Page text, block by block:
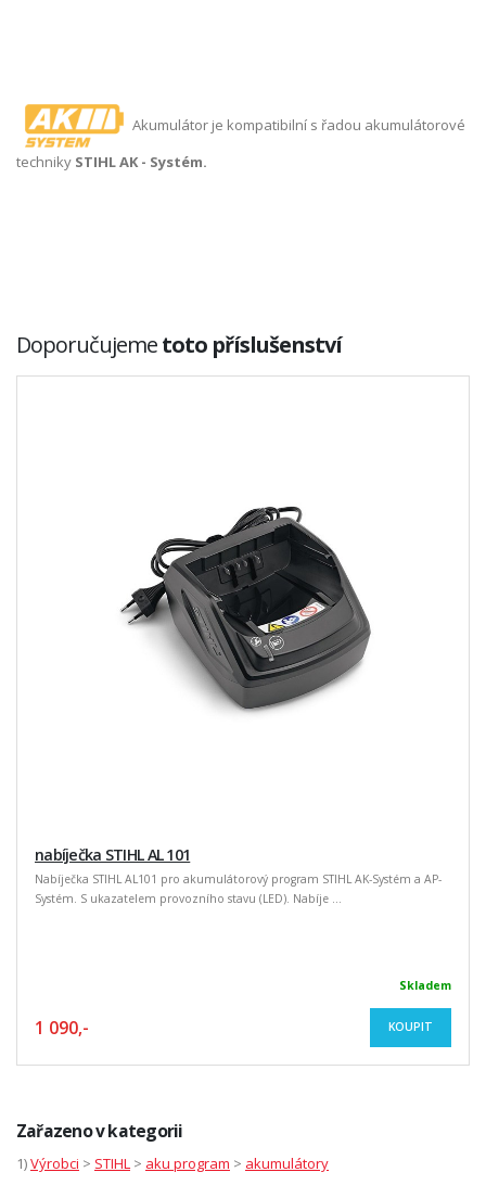
Akumulátor je kompatibilní s řadou akumulátorové
techniky STIHL AK - Systém.
Doporučujemetoto příslušenství
nabíječka STIHL AL 101
Nabíječka STIHL AL101 pro akumulátorový program STIHL AK-Systém a AP-
Systém. S ukazatelem provozního stavu (LED). Nabíje ...
Skladem
1 090,- KOUPIT
Zařazeno v kategorii
1)Výrobci > STIHL > aku program > akumulátory